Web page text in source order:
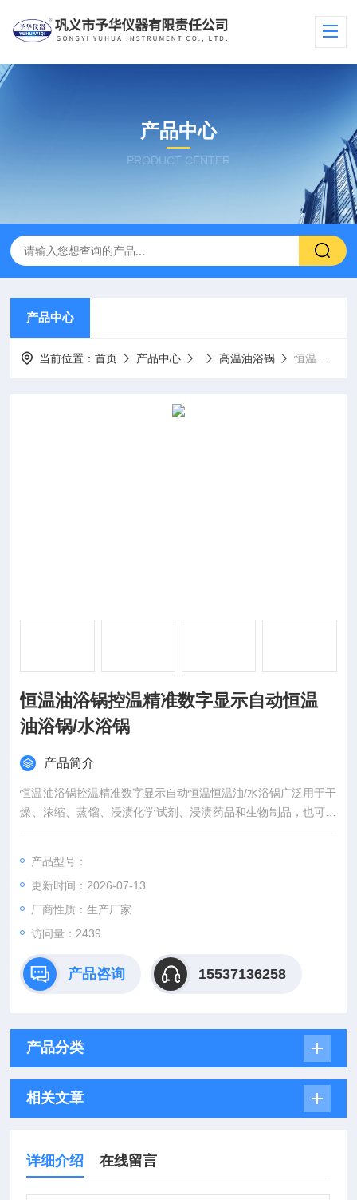
产品中心
PRODUCT CENTER
产品中心
当前位置：首页 产品中心 高温油浴锅 恒温油浴锅控温精准数字显示自动恒温 油浴锅/水浴锅
恒温油浴锅控温精准数字显示自动恒温
油浴锅/水浴锅
产品简介
恒温油浴锅控温精准数字显示自动恒温恒温油/水浴锅广泛用于干
燥、浓缩、蒸馏、浸渍化学试剂、浸渍药品和生物制品，也可以
用于水浴恒温加热和其它温度试验，是生物、遗传病毒、水产、
要特点：1）工作室水箱选材不锈钢一次成型工艺，有*的抗腐蚀
性能。2）温控精确，数字显示，自动控温。3）操作简单，使用
安全。
产品型号：
更新时间：2026-07-13
厂商性质：生产厂家
访问量：2439
产品咨询 15537136258
产品分类
相关文章
详细介绍 在线留言